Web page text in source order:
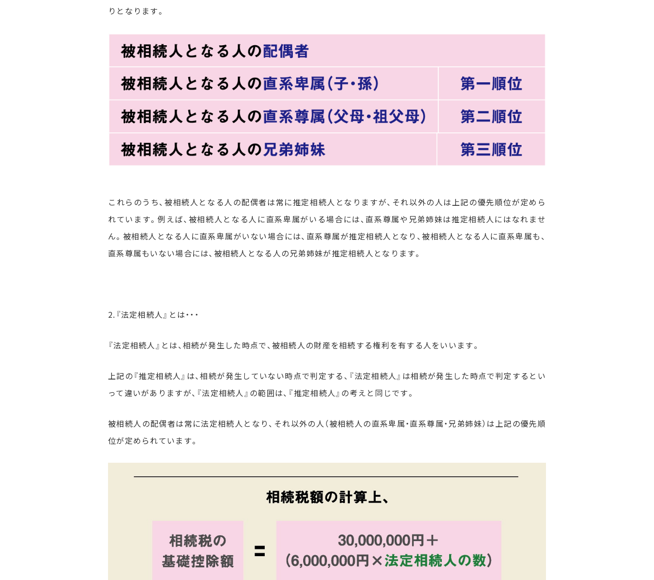
りとなります。
これらのうち、被相続人となる人の配偶者は常に推定相続人となりますが、それ以外の人は上記の優先順位が定めら
れています。例えば、被相続人となる人に直系卑属がいる場合には、直系尊属や兄弟姉妹は推定相続人にはなれませ
ん。被相続人となる人に直系卑属がいない場合には、直系尊属が推定相続人となり、被相続人となる人に直系卑属も、
直系尊属もいない場合には、被相続人となる人の兄弟姉妹が推定相続人となります。
2.『法定相続人』とは・・・
『法定相続人』とは、相続が発生した時点で、被相続人の財産を相続する権利を有する人をいいます。
上記の『推定相続人』は、相続が発生していない時点で判定する、『法定相続人』は相続が発生した時点で判定するとい
って違いがありますが、『法定相続人』の範囲は、『推定相続人』の考えと同じです。
被相続人の配偶者は常に法定相続人となり、それ以外の人（被相続人の直系卑属・直系尊属・兄弟姉妹）は上記の優先順
位が定められています。